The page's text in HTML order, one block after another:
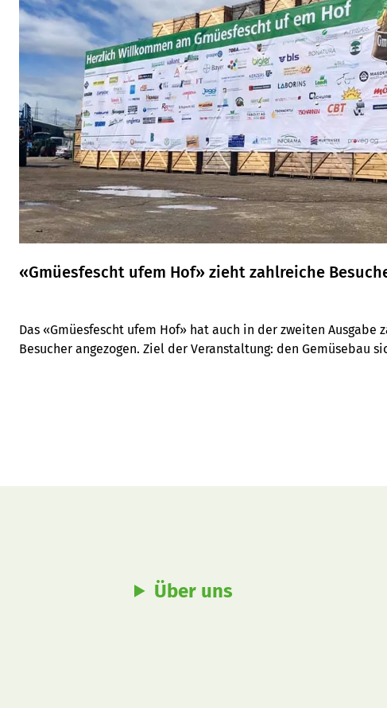
«Gmüesfescht ufem Hof» zieht zahlreiche
Das «Gmüesfescht ufem Hof» hat auch in der zweiten Ausgabe
Besucher angezogen. Ziel der Veranstaltung: den Gemüsebau
Über uns